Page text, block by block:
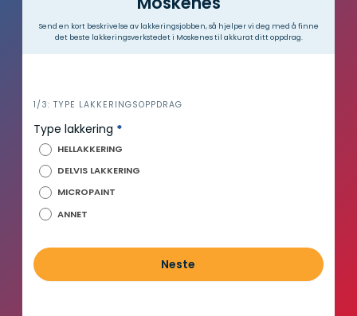
Send en kort beskrivelse av lakkeringsjobben, så hjelper vi deg med å finne
det beste lakkeringsverkstedet i Moskenes til akkurat ditt oppdrag.
i
n
n
o
d
1/3: TYPE LAKKERINGSOPPDRAG
Type lakkering *
HELLAKKERING
DELVIS LAKKERING
MICROPAINT
ANNET
Neste